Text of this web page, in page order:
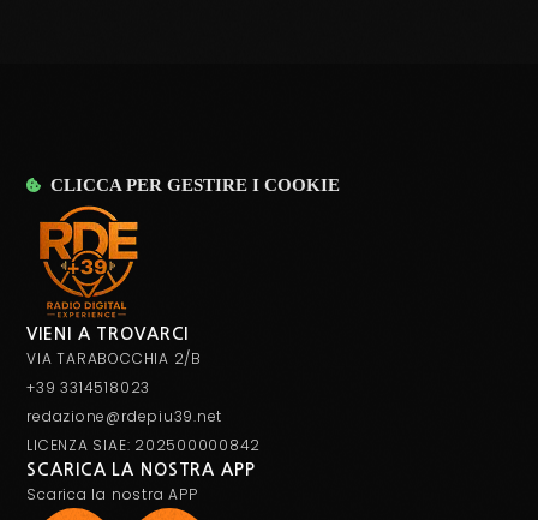
CLICCA PER GESTIRE I COOKIE
VIENI A TROVARCI
VIA TARABOCCHIA 2/B
+39 3314518023
redazione@rdepiu39.net
LICENZA SIAE: 202500000842
SCARICA LA NOSTRA APP
Scarica la nostra APP